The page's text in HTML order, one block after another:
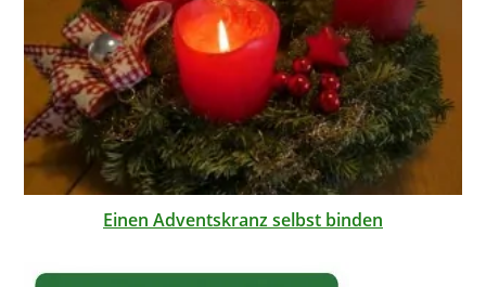
Einen Adventskranz selbst binden